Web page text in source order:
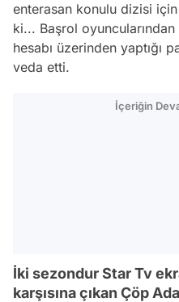
enterasan konulu dizisi
ki... Başrol oyuncularından
hesabı üzerinden yaptığı
veda etti.
İçeriğin
İki sezondur Star Tv
karşısına çıkan Çöp